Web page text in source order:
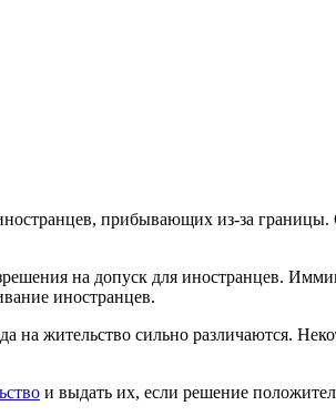
прибывающих из-за границы.
на допуск для иностранцев.
иностранцев.
на жительство сильно различаются.
и выдать их, если решение